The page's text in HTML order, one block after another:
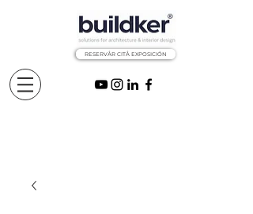
RESERVÅR CITÅ EXPOSICIÓN